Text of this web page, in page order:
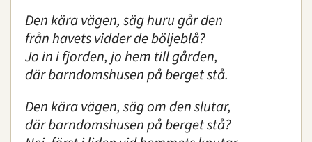
Den kära vägen, säg huru går den
från havets vidder de böljeblå?
Jo in i fjorden, jo hem till gården,
där barndomshusen på berget stå.
Den kära vägen, säg om den slutar,
där barndomshusen på berget stå?